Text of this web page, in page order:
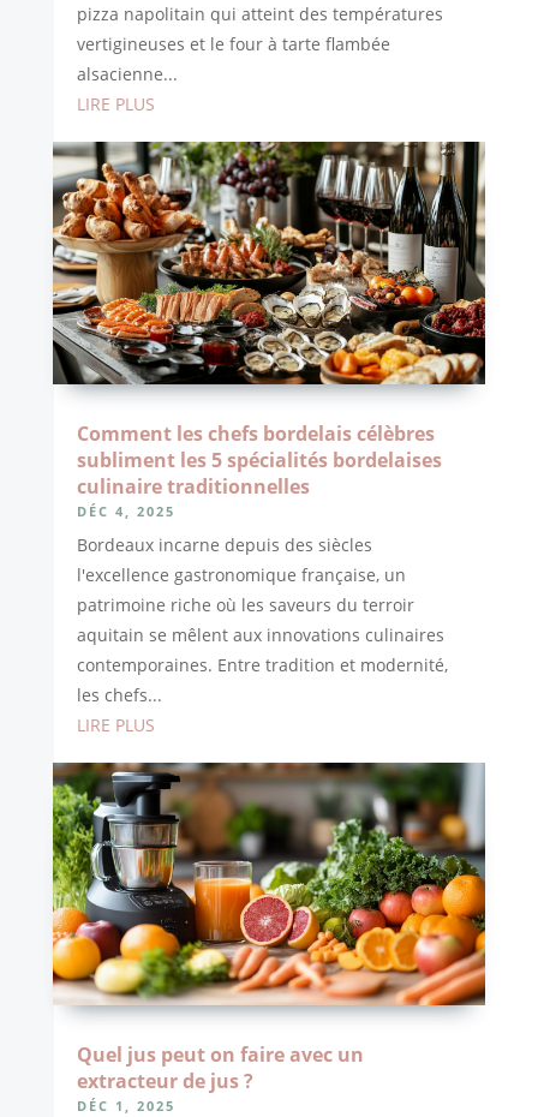
pizza napolitain qui atteint des températures
vertigineuses et le four à tarte flambée
alsacienne...
LIRE PLUS
Comment les chefs bordelais célèbres
subliment les 5 spécialités bordelaises
culinaire traditionnelles
DÉC 4, 2025
Bordeaux incarne depuis des siècles
l'excellence gastronomique française, un
patrimoine riche où les saveurs du terroir
aquitain se mêlent aux innovations culinaires
contemporaines. Entre tradition et modernité,
les chefs...
LIRE PLUS
Quel jus peut on faire avec un
extracteur de jus ?
DÉC 1, 2025